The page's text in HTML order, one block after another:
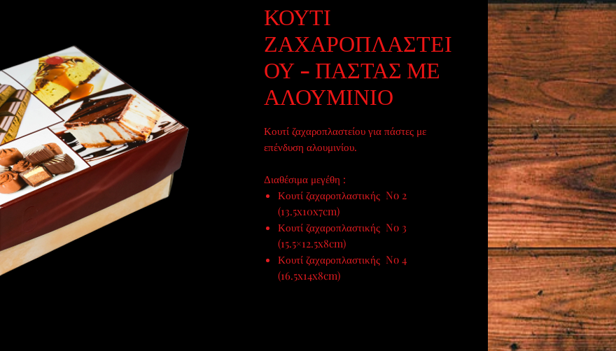
ΚΟΥΤΙ
ΖΑΧΑΡΟΠΛΑΣΤΕΙ
ΟΥ - ΠΑΣΤΑΣ ΜΕ
ΑΛΟΥΜΙΝΙΟ
Κουτί ζαχαροπλαστείου για πάστες με
επένδυση αλουμινίου.
Διαθέσιμα μεγέθη :
Κουτί ζαχαροπλαστικής No 2
(13.5x10x7cm)
Κουτί ζαχαροπλαστικής No 3
(15.5×12.5x8cm)
Κουτί ζαχαροπλαστικής No 4
(16.5x14x8cm)